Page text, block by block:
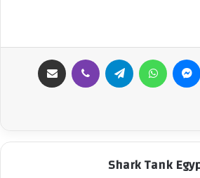
ماسنجر واتساب تيلقرام ڤايبر
Shark Tank